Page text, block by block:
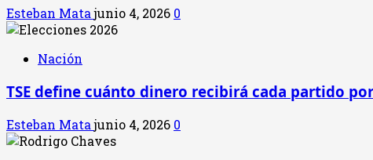
Esteban Matajunio 4, 2026 0
Nación
TSE define cuánto dinero recibirá cada partido
Esteban Matajunio 4, 2026 0